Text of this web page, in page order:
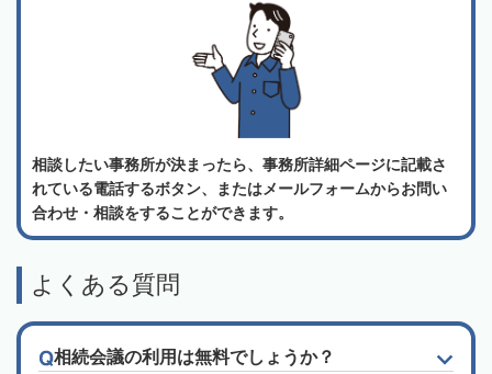
相談したい事務所が決まったら、事務所詳細ページに記載さ
れている電話するボタン、またはメールフォームからお問い
合わせ・相談をすることができます。
よくある質問
相続会議の利用は無料でしょうか？